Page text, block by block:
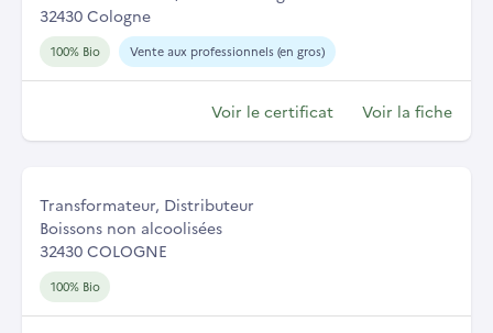
32430 Cologne
100% Bio Vente aux professionnels (en gros)
Voir le certificat Voir la fiche
Transformateur, Distributeur
Boissons non alcoolisées
32430 COLOGNE
100% Bio